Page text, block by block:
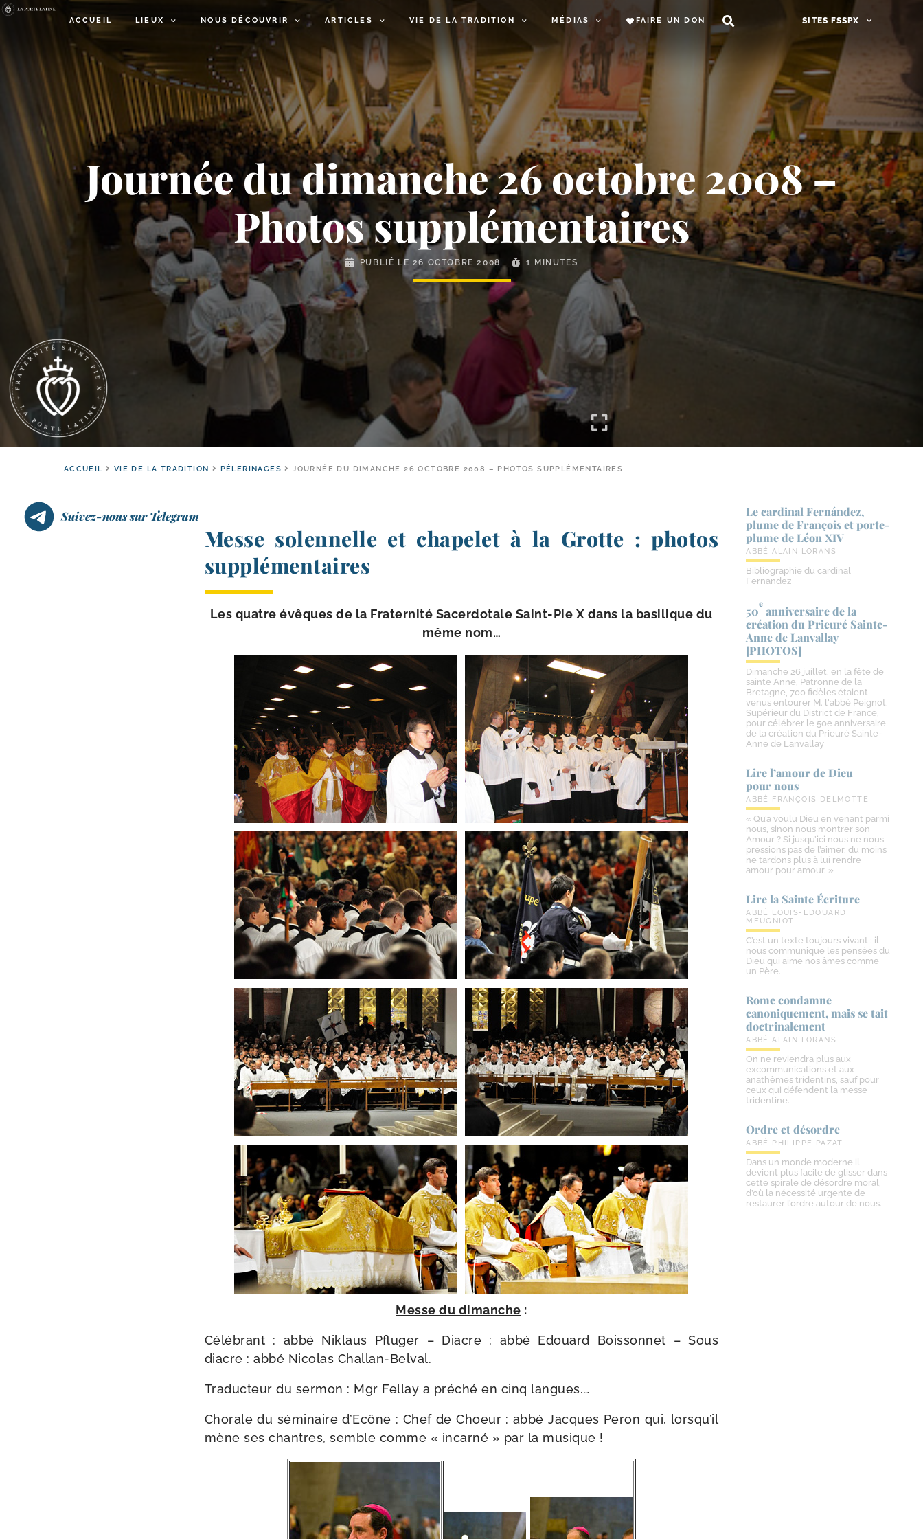
ACCUEIL LIEUX NOUS DÉCOUVRIR ARTICLES VIE DE LA TRADITION MÉDIAS FAIRE UN DON SITES FSSPX
Journée du dimanche 26 octobre 2008 –
Photos supplémentaires
PUBLIÉ LE 26 OCTOBRE 2008 1 MINUTES
ACCUEIL VIE DE LA TRADITION PÈLERINAGES JOURNÉE DU DIMANCHE 26 OCTOBRE 2008 – PHOTOS SUPPLÉMENTAIRES
Suivez-nous sur Telegram
Messe solennelle et chapelet à la Grotte : photos
supplémentaires
Les quatre évêques de la Fraternité Sacerdotale Saint-​Pie X dans la basi­lique du
même nom…
Messe du dimanche :
Célébrant : abbé Niklaus Pfluger – Diacre : abbé Edouard Boissonnet – Sous
diacre : abbé Nicolas Challan-Belval.
Traducteur du ser­mon : Mgr Fellay a pré­ché en cinq langues.…
Chorale du sémi­naire d’Ecône : Chef de Choeur : abbé Jacques Peron qui, lors­qu’il
mène ses chantres, semble comme « incar­né » par la musique !
Le cardinal Fernández,
plume de François et porte-​
plume de Léon XIV
ABBÉ ALAIN LORANS
Bibliographie du cardinal
Fernandez
50
e
anniversaire de la
création du Prieuré Sainte-​
Anne de Lanvallay
[PHOTOS]
Dimanche 26 juillet, en la fête de
sainte Anne, Patronne de la
Bretagne, 700 fidèles étaient
venus entourer M. l'abbé Peignot,
Supérieur du District de France,
pour célébrer le 50e anniversaire
de la création du Prieuré Sainte-
Anne de Lanvallay
Lire l’amour de Dieu
pour nous
ABBÉ FRANÇOIS DELMOTTE
« Qu’a voulu Dieu en venant parmi
nous, sinon nous montrer son
Amour ? Si jusqu’ici nous ne nous
pressions pas de l’aimer, du moins
ne tardons plus à lui rendre
amour pour amour. »
Lire la Sainte Écriture
ABBÉ LOUIS-EDOUARD
MEUGNIOT
C’est un texte toujours vivant ; il
nous communique les pensées du
Dieu qui aime nos âmes comme
un Père.
Rome condamne
canoniquement, mais se tait
doctrinalement
ABBÉ ALAIN LORANS
On ne reviendra plus aux
excommunications et aux
anathèmes tridentins, sauf pour
ceux qui défendent la messe
tridentine.
Ordre et désordre
ABBÉ PHILIPPE PAZAT
Dans un monde moderne il
devient plus facile de glisser dans
cette spirale de désordre moral,
d’où la nécessité urgente de
restaurer l’ordre autour de nous.